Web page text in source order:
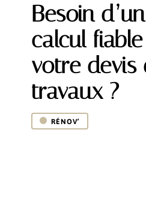
Besoin
calcul
votre devis
travaux ?
RÉNOV’